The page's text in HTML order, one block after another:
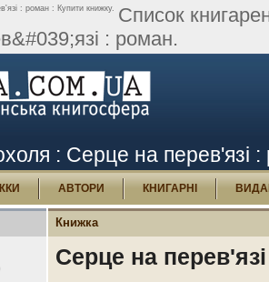
: роман : Купити книжку. Список
: роман.
: Серце на перев'язі
АВТОРИ КНИГАРНІ
Книжка
Серце на